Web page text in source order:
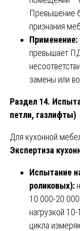
Превышение
признания
Применение:
превышает
замены или
Раздел 14.
петли, газлифты)
Для кухонной
Экспертиза
Испытание
роликовых):
10 000-20
нагрузкой
цикла